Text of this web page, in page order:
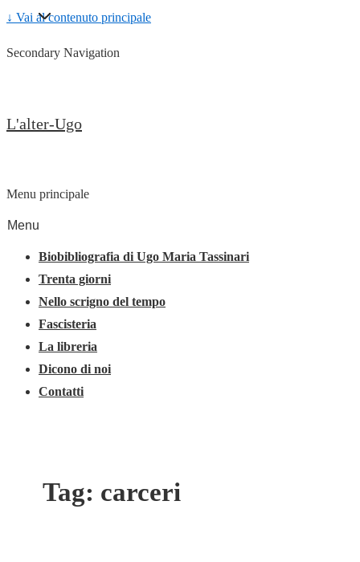
↓ Vai al contenuto principale
Secondary Navigation
L'alter-Ugo
Menu principale
Menu
Biobibliografia di Ugo Maria Tassinari
Trenta giorni
Nello scrigno del tempo
Fascisteria
La libreria
Dicono di noi
Contatti
Tag: carceri